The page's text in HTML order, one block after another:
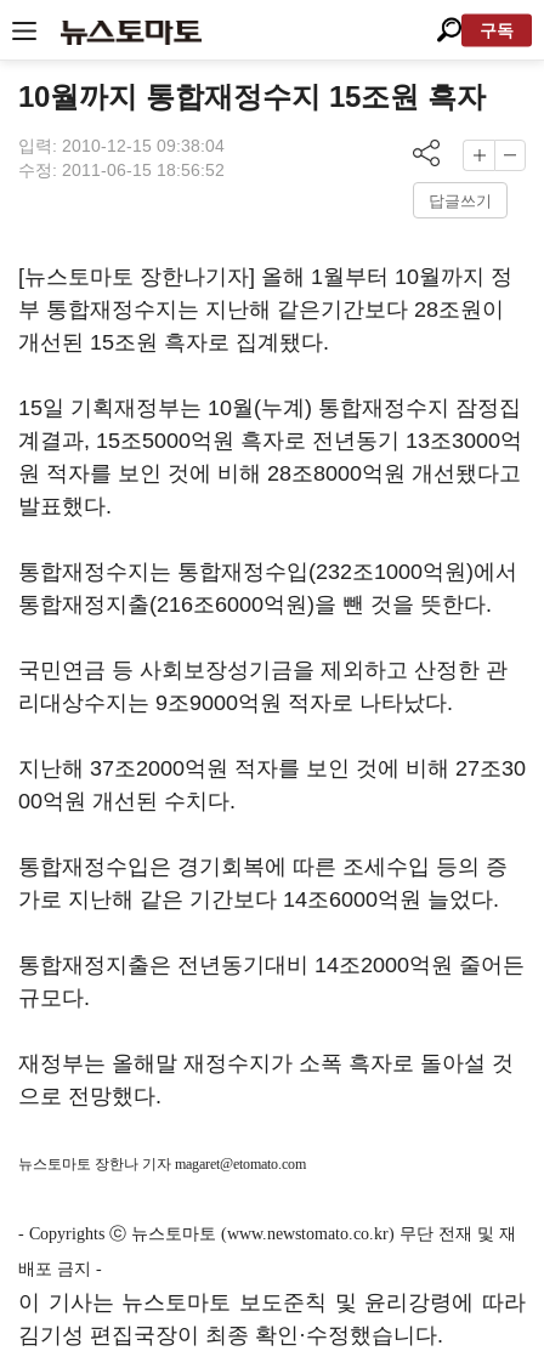
구독
10월까지 통합재정수지 15조원 흑자
입력: 2010-12-15 09:38:04
수정: 2011-06-15 18:56:52
답글쓰기
[뉴스토마토 장한나기자] 올해 1월부터 10월까지 정
부 통합재정수지는 지난해 같은기간보다 28조원이
개선된 15조원 흑자로 집계됐다.
15일 기획재정부는 10월(누계) 통합재정수지 잠정집
계결과, 15조5000억원 흑자로 전년동기 13조3000억
원 적자를 보인 것에 비해 28조8000억원 개선됐다고
발표했다.
통합재정수지는 통합재정수입(232조1000억원)에서
통합재정지출(216조6000억원)을 뺀 것을 뜻한다.
국민연금 등 사회보장성기금을 제외하고 산정한 관
리대상수지는 9조9000억원 적자로 나타났다.
지난해 37조2000억원 적자를 보인 것에 비해 27조30
00억원 개선된 수치다.
통합재정수입은 경기회복에 따른 조세수입 등의 증
가로 지난해 같은 기간보다 14조6000억원 늘었다.
통합재정지출은 전년동기대비 14조2000억원 줄어든
규모다.
재정부는 올해말 재정수지가 소폭 흑자로 돌아설 것
으로 전망했다.
뉴스토마토 장한나 기자 magaret@etomato.com
- Copyrights ⓒ 뉴스토마토 (www.newstomato.co.kr) 무단 전재 및 재
배포 금지 -
이 기사는 뉴스토마토 보도준칙 및 윤리강령에 따라
김기성 편집국장이 최종 확인·수정했습니다.